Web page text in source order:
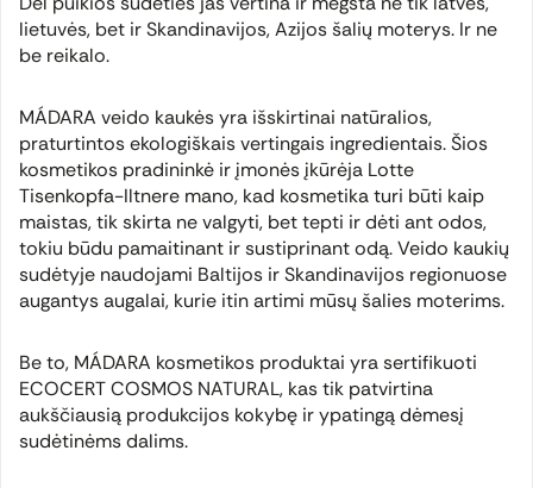
lietuvės, bet ir Skandinavijos, Azijos šalių moterys. Ir ne
be reikalo.
MÁDARA veido kaukės yra išskirtinai natūralios,
praturtintos ekologiškais vertingais ingredientais. Šios
kosmetikos pradininkė ir įmonės įkūrėja Lotte
Tisenkopfa-Iltnere mano, kad kosmetika turi būti kaip
maistas, tik skirta ne valgyti, bet tepti ir dėti ant odos,
tokiu būdu pamaitinant ir sustiprinant odą. Veido kaukių
sudėtyje naudojami Baltijos ir Skandinavijos regionuose
augantys augalai, kurie itin artimi mūsų šalies moterims.
Be to, MÁDARA kosmetikos produktai yra sertifikuoti
ECOCERT COSMOS NATURAL, kas tik patvirtina
aukščiausią produkcijos kokybę ir ypatingą dėmesį
sudėtinėms dalims.